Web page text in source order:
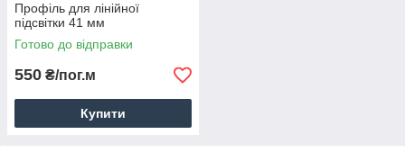
Профіль для лінійної
підсвітки 41 мм
Готово до відправки
550 ₴/пог.м
Купити